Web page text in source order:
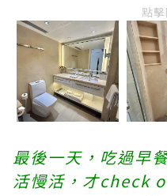
點
最後一天，吃過早
活慢活，才check